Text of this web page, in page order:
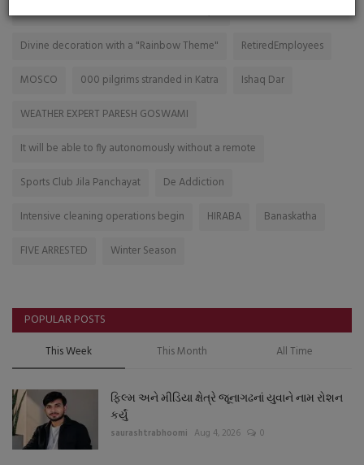
ACCIDENT INSURANCE ASSISTANCE CHEQUE
Divine decoration with a "Rainbow Theme"
RetiredEmployees
MOSCO
000 pilgrims stranded in Katra
Ishaq Dar
WEATHER EXPERT PARESH GOSWAMI
It will be able to fly autonomously without a remote
Sports Club Jila Panchayat
De Addiction
Intensive cleaning operations begin
HIRABA
Banaskatha
FIVE ARRESTED
Winter Season
POPULAR POSTS
This Week This Month All Time
ફિલ્મ અને મીડિયા ક્ષેત્રે જૂનાગઢનાં યુવાને નામ રોશન
કર્યું
saurashtrabhoomi Aug 4, 2026 0